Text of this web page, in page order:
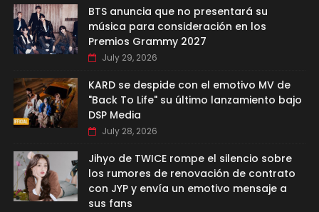
BTS anuncia que no presentará su
música para consideración en los
Premios Grammy 2027
July 29, 2026
KARD se despide con el emotivo MV de
"Back To Life" su último lanzamiento bajo
DSP Media
July 28, 2026
Jihyo de TWICE rompe el silencio sobre
los rumores de renovación de contrato
con JYP y envía un emotivo mensaje a
sus fans